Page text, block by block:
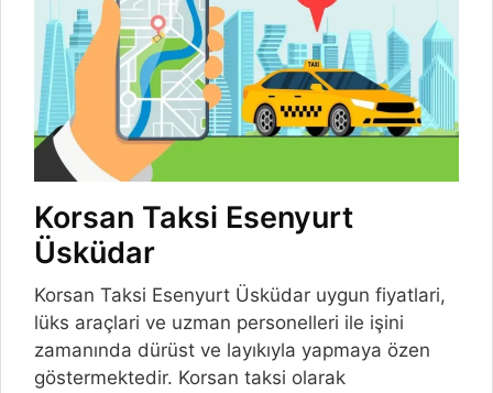
Korsan Taksi Esenyurt
Üsküdar
Korsan Taksi Esenyurt Üsküdar uygun fiyatlari,
lüks araçlari ve uzman personelleri ile işini
zamanında dürüst ve layıkıyla yapmaya özen
göstermektedir. Korsan taksi olarak